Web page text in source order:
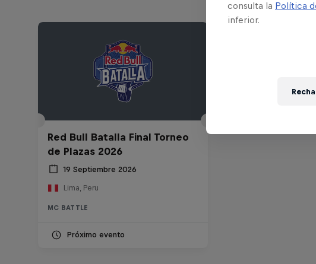
Red Bull Batalla Final Torneo
de Plazas 2026
19 Septiembre 2026
Lima, Peru
MC BATTLE
Próximo evento
consulta la Política
inferior.